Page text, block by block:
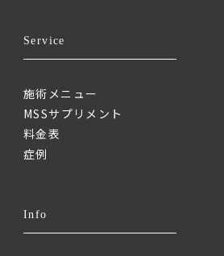
Service
施術メニュー
MSSサプリメント
料金表
症例
Info